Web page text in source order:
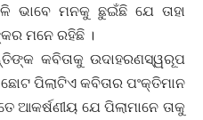
ଭାବେ ମନକୁ ଛୁଇଁଛି ଯେ ତାହା
ମନେ ରହିଛି ।
କବିତାକୁ ଉଦାହରଣସ୍ୱରୂପ
ପିଲାଟିଏ କବିତାର ପଂକ୍ତିମାନ
ଆକର୍ଷଣୀୟ ଯେ ପିଲାମାନେ ତାକୁ